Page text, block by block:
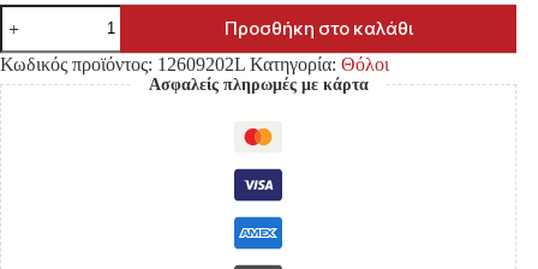
ΘΟΛΟΣ
TOYOTA
HILUX
VIGO
'05-
'09/
'09-
'12
4WD
ΠΛΑΣΤΙΚΟΣ
ΕΜΠΡΟΣ
ΑΡΙΣΤΕΡΑ
ποσότητα
Προσθήκη στο καλάθι
Κωδικός προϊόντος: 12609202L Κατηγορία: Θόλοι
Ασφαλείς πληρωμές με κάρτα